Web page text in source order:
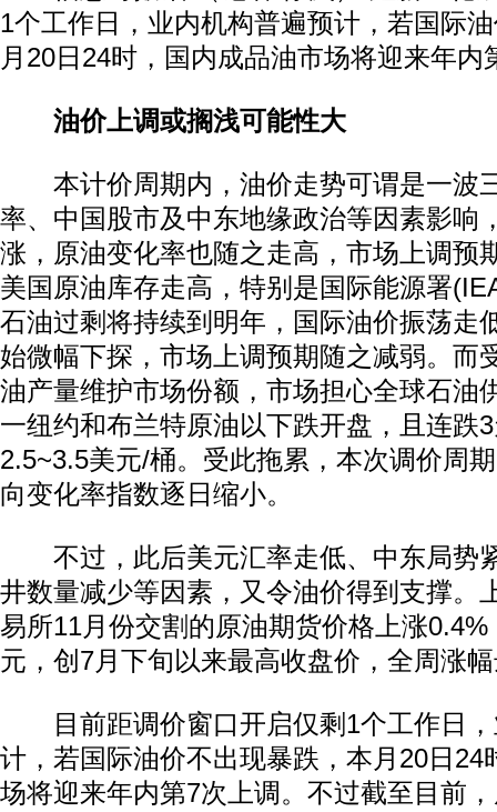
1个工作日，业内机构普遍预计，若国际
月20日24时，国内成品油市场将迎来年内
油价上调或搁浅可能性大
本计价周期内，油价走势可谓是一波
率、中国股市及中东地缘政治等因素影响
涨，原油变化率也随之走高，市场上调预
美国原油库存走高，特别是国际能源署
石油过剩将持续到明年，国际油价振荡走
始微幅下探，市场上调预期随之减弱。而
油产量维护市场份额，市场担心全球石油
一纽约和布兰特原油以下跌开盘，且连跌
2.5~3.5美元/桶。受此拖累，本次调价周
向变化率指数逐日缩小。
不过，此后美元汇率走低、中东局势
井数量减少等因素，又令油价得到支撑。
易所11月份交割的原油期货价格上涨
元，创7月下旬以来最高收盘价，全周涨
目前距调价窗口开启仅剩1个工作日，
计，若国际油价不出现暴跌，本月20日24
场将迎来年内第7次上调。不过截至目前